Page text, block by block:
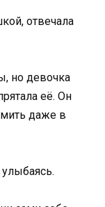
отвечала
но девочка
её. Он
даже в